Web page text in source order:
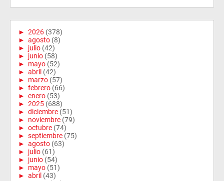
► 2026 (378)
► agosto (8)
► julio (42)
► junio (58)
► mayo (52)
► abril (42)
► marzo (57)
► febrero (66)
► enero (53)
► 2025 (688)
► diciembre (51)
► noviembre (79)
► octubre (74)
► septiembre (75)
► agosto (63)
► julio (61)
► junio (54)
► mayo (51)
► abril (43)